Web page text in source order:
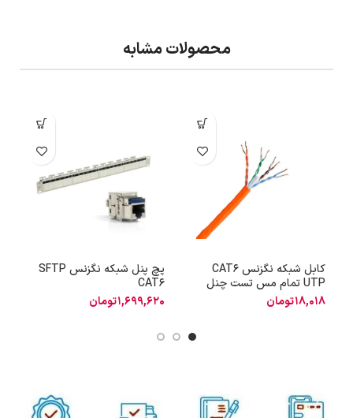
محصولات مشابه
کابل شبکه نگزنس CAT6
UTP تمام مس تست چنل
18,018تومان
پچ پنل شبکه نگزنس SFTP
CAT6
1,699,620تومان